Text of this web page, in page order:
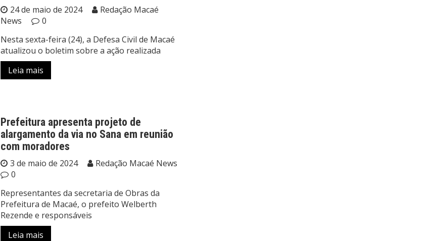
24 de maio de 2024
Redação Macaé
News
0
Nesta sexta-feira (24), a Defesa Civil de Macaé
atualizou o boletim sobre a ação realizada
Leia mais
Prefeitura apresenta projeto de
alargamento da via no Sana em reunião
com moradores
3 de maio de 2024
Redação Macaé News
0
Representantes da secretaria de Obras da
Prefeitura de Macaé, o prefeito Welberth
Rezende e responsáveis
Leia mais